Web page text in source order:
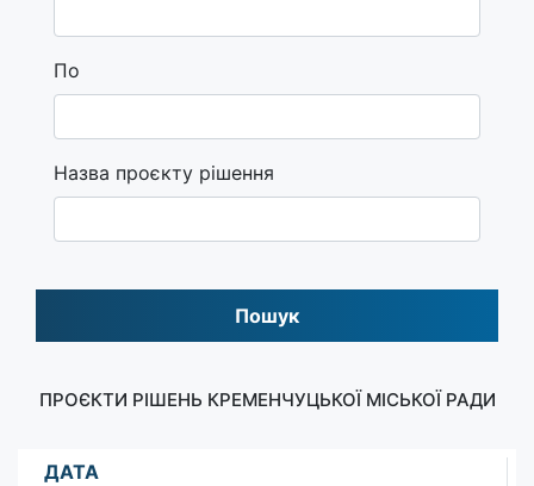
По
Назва проєкту рішення
Пошук
ПРОЄКТИ РІШЕНЬ КРЕМЕНЧУЦЬКОЇ МІСЬКОЇ РАДИ
ДАТА